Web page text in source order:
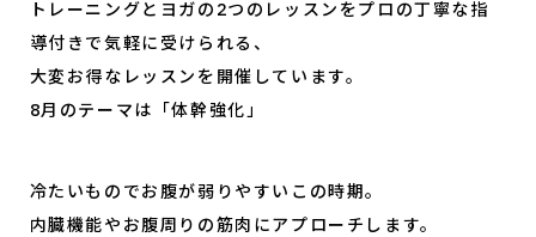
トレーニングとヨガの2つのレッスンをプロの丁寧な指
導付きで気軽に受けられる、
大変お得なレッスンを開催しています。
8月のテーマは「体幹強化」
冷たいものでお腹が弱りやすいこの時期。
内臓機能やお腹周りの筋肉にアプローチします。